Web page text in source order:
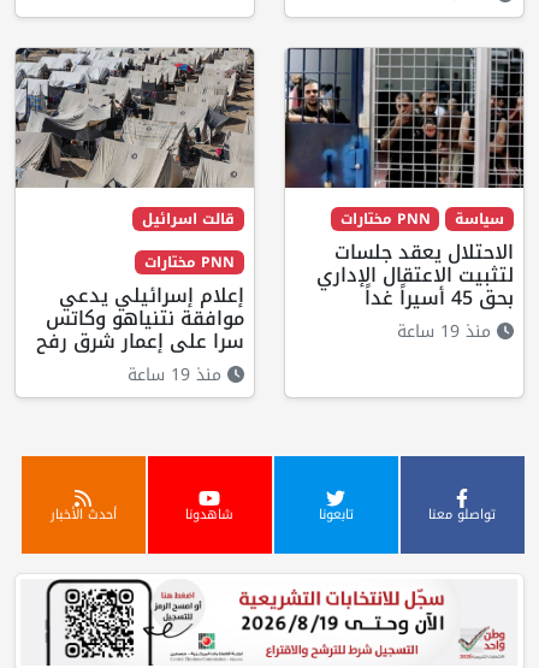
سياسة PNN مختارات
الاحتلال يعقد جلسات
لتثبيت الاعتقال الإداري
بحق 45 أسيراً غداً
منذ 19 ساعة
قالت اسرائيل
PNN مختارات
إعلام إسرائيلي يدعي
موافقة نتنياهو وكاتس
سرا على إعمار شرق رفح
منذ 19 ساعة
تواصلو معنا تابعونا شاهدونا أحدث الأخبار